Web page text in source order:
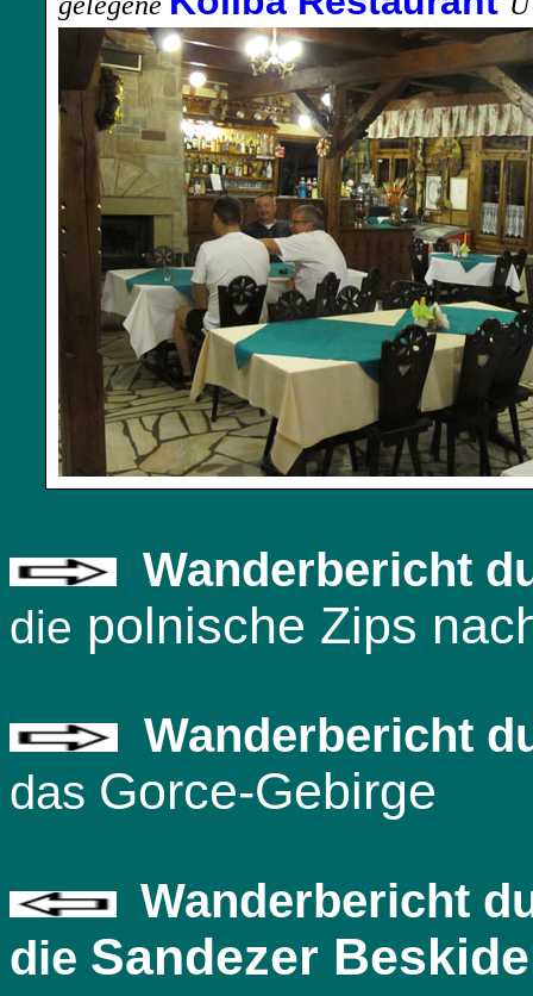
Wanderbericht
die polnische Zips
Wanderbericht
das Gorce-Gebirge
Wanderbericht
die Sandezer